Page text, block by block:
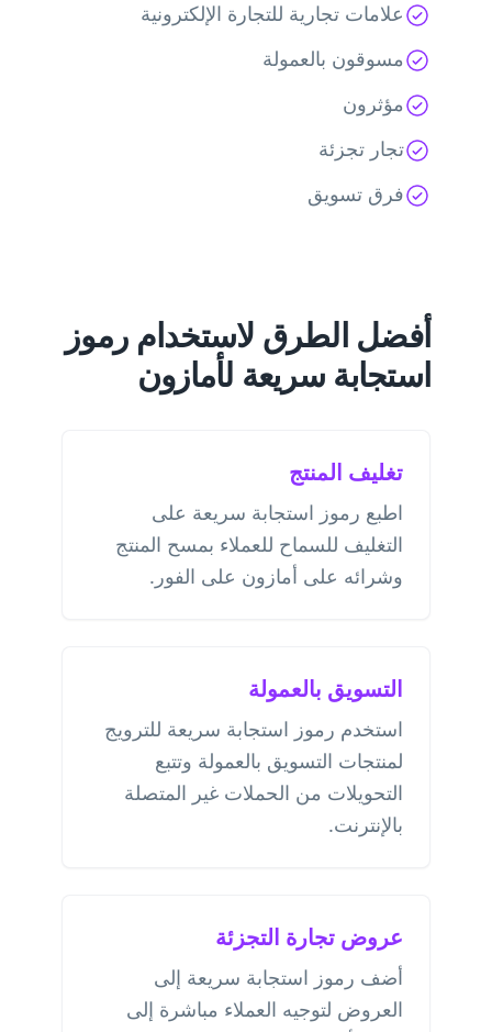
علامات تجارية للتجارة الإلكترونية
مسوقون بالعمولة
مؤثرون
تجار تجزئة
فرق تسويق
أفضل الطرق لاستخدام رموز
استجابة سريعة لأمازون
تغليف المنتج
اطبع رموز استجابة سريعة على
التغليف للسماح للعملاء بمسح المنتج
وشرائه على أمازون على الفور.
التسويق بالعمولة
استخدم رموز استجابة سريعة للترويج
لمنتجات التسويق بالعمولة وتتبع
التحويلات من الحملات غير المتصلة
بالإنترنت.
عروض تجارة التجزئة
أضف رموز استجابة سريعة إلى
العروض لتوجيه العملاء مباشرة إلى